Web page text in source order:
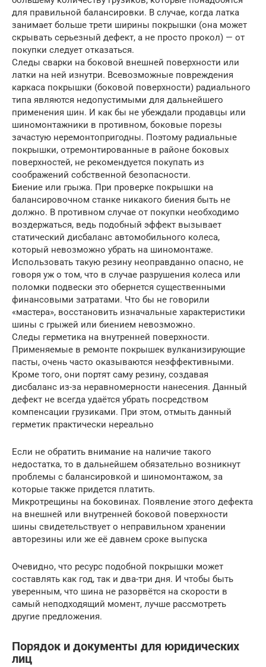
для правильной балансировки. В случае, когда латка
занимает больше трети ширины покрышки (она может
скрывать серьезный дефект, а не просто прокол) — от
покупки следует отказаться.
Следы сварки на боковой внешней поверхности или
латки на ней изнутри. Всевозможные повреждения
каркаса покрышки (боковой поверхности) радиального
типа являются недопустимыми для дальнейшего
применения шин. И как бы не убеждали продавцы или
шиномонтажники в противном, боковые порезы
зачастую неремонтопригодны. Поэтому радиальные
покрышки, отремонтированные в районе боковых
поверхностей, не рекомендуется покупать из
соображений собственной безопасности.
Биение или грыжа. При проверке покрышки на
балансировочном станке никакого биения быть не
должно. В противном случае от покупки необходимо
воздержаться, ведь подобный эффект вызывает
статический дисбаланс автомобильного колеса,
который невозможно убрать на шиномонтаже.
Использовать такую резину неоправданно опасно, не
говоря уж о том, что в случае разрушения колеса или
поломки подвески это обернется существенными
финансовыми затратами. Что бы не говорили
«мастера», восстановить изначальные характеристики
шины с грыжей или биением невозможно.
Следы герметика на внутренней поверхности.
Применяемые в ремонте покрышек вулканизирующие
пасты, очень часто оказываются неэффективными.
Кроме того, они портят саму резину, создавая
дисбаланс из-за неравномерности нанесения. Данный
дефект не всегда удаётся убрать посредством
компенсации грузиками. При этом, отмыть данный
герметик практически нереально
Если не обратить внимание на наличие такого
недостатка, то в дальнейшем обязательно возникнут
проблемы с балансировкой и шиномонтажом, за
которые также придется платить.
Микротрещины на боковинах. Появление этого дефекта
на внешней или внутренней боковой поверхности
шины свидетельствует о неправильном хранении
авторезины или же её давнем сроке выпуска
Очевидно, что ресурс подобной покрышки может
составлять как год, так и два-три дня. И чтобы быть
уверенным, что шина не разорвётся на скорости в
самый неподходящий момент, лучше рассмотреть
другие предложения.
Порядок и документы для юридических
лиц